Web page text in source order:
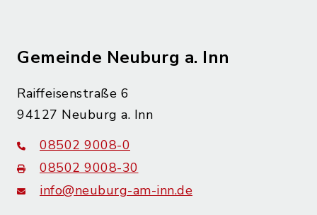
Gemeinde Neuburg a. Inn
Raiffeisenstraße 6
94127 Neuburg a. Inn
08502 9008-0
08502 9008-30
info@neuburg-am-inn.de